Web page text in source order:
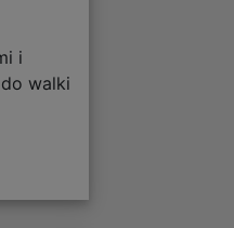
i
walki